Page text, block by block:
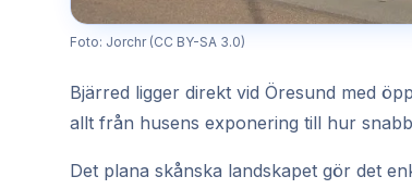
Foto: Jorchr (CC BY-SA 3.0)
Bjärred ligger direkt vid Öresund med
allt från husens exponering till hur
Det plana skånska landskapet gör det